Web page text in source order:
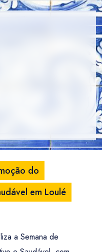
do
em Loulé
a Semana de